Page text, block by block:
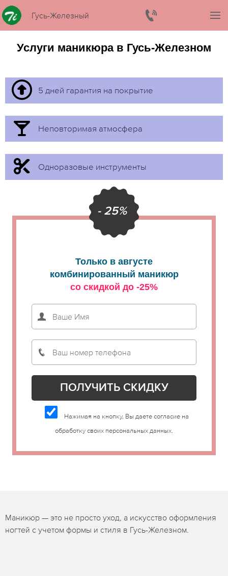
Гусь-Железный
Услуги маникюра в Гусь-Железном
5 дней гарантия на покрытие
Неповторимая атмосфера
Одноразовые инструменты
- 25%
Только в августе
комбинированный маникюр
со скидкой до -25%
Нажимая на кнопку, Вы даете согласие на
обработку своих персональных данных.
Маникюр — это не просто уход, а искусство оформления
ногтей с учетом формы и стиля в Гусь-Железном.